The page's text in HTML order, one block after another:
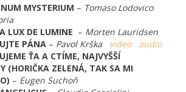
MYSTERIUM – Tomaso Lodovico
LUX DE LUMINE – Morten Lauridsen
PÁNA – Pavol Krška video
audio
ŤA A CTÍME, NAJVYŠŠÍ
(HORIČKA ZELENÁ, TAK SA MI
– Eugen Suchoň